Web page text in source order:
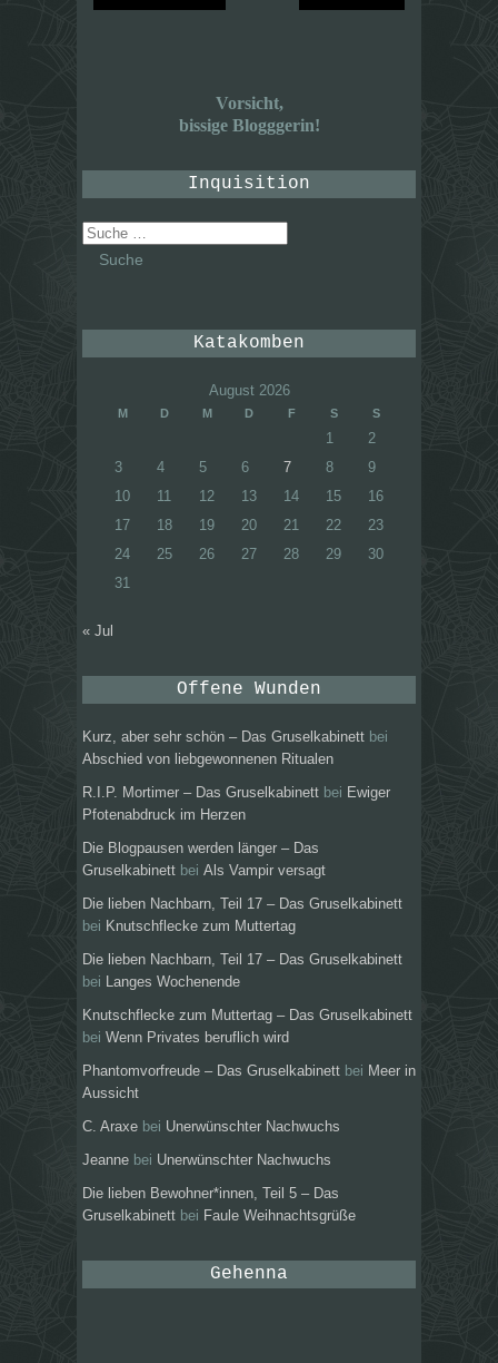
Vorsicht,
bissige Blogggerin!
Inquisition
Suche
nach:
Katakomben
August 2026
M D M D F S S
1
2
3
4 5 6 7 8
9
10
11 12 13 14 15
16
17
18 19 20 21 22
23
24
25 26 27 28 29
30
31
« Jul
Offene Wunden
Kurz, aber sehr schön – Das Gruselkabinett bei
Abschied von liebgewonnenen Ritualen
R.I.P. Mortimer – Das Gruselkabinett bei Ewiger
Pfotenabdruck im Herzen
Die Blogpausen werden länger – Das
Gruselkabinett bei Als Vampir versagt
Die lieben Nachbarn, Teil 17 – Das Gruselkabinett
bei Knutschflecke zum Muttertag
Die lieben Nachbarn, Teil 17 – Das Gruselkabinett
bei
Langes Wochenende
Knutschflecke zum Muttertag – Das Gruselkabinett
bei Wenn Privates beruflich wird
Phantomvorfreude – Das Gruselkabinett bei Meer in
Aussicht
C. Araxe bei Unerwünschter Nachwuchs
Jeanne bei Unerwünschter Nachwuchs
Die lieben Bewohner*innen, Teil 5 – Das
Gruselkabinett bei Faule Weihnachtsgrüße
Gehenna